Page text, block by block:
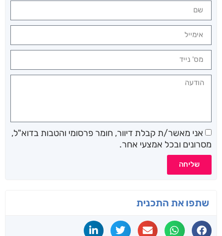
אני מאשר/ת קבלת דיוור, חומר פרסומי והטבות בדוא"ל,
מסרונים ובכל אמצעי אחר.
שליחה
שתפו את התכנית